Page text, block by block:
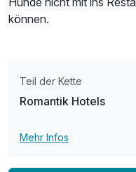
können.
Teil der Kette
Romantik Hotels
Mehr Infos